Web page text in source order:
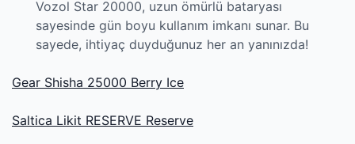
Vozol Star 20000, uzun ömürlü bataryası
sayesinde gün boyu kullanım imkanı sunar. Bu
sayede, ihtiyaç duyduğunuz her an yanınızda!
Gear Shisha 25000 Berry Ice
Saltica Likit RESERVE Reserve